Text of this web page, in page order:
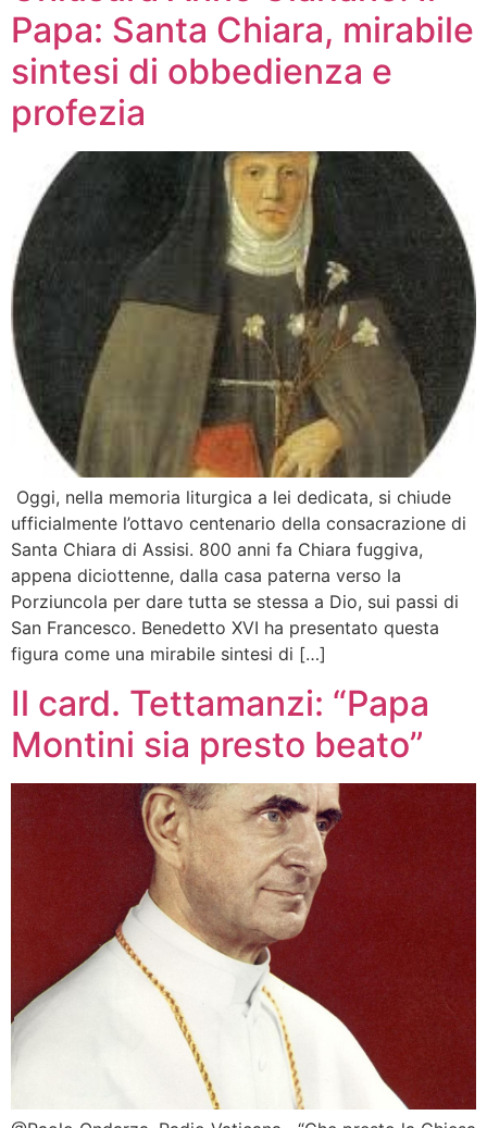
Papa: Santa Chiara, mirabile
sintesi di obbedienza e
profezia
Oggi, nella memoria liturgica a lei dedicata, si chiude
ufficialmente l’ottavo centenario della consacrazione di
Santa Chiara di Assisi. 800 anni fa Chiara fuggiva,
appena diciottenne, dalla casa paterna verso la
Porziuncola per dare tutta se stessa a Dio, sui passi di
San Francesco. Benedetto XVI ha presentato questa
figura come una mirabile sintesi di […]
Il card. Tettamanzi: “Papa
Montini sia presto beato”